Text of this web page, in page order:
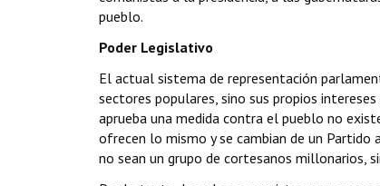
pueblo.
Poder Legislativo
El actual sistema de representación
sectores populares, sino sus propios
aprueba una medida contra el pueblo no
ofrecen lo mismo y se cambian de un
no sean un grupo de cortesanos millonarios,